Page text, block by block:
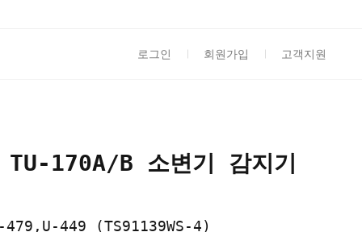
로그인 회원가입 고객지원
170A/B 소변기 감지기
449 (TS91139WS-4)